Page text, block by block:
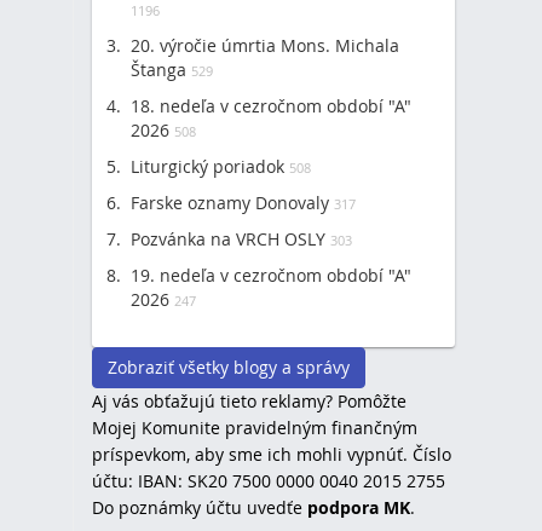
1196
20. výročie úmrtia Mons. Michala
Štanga 529
18. nedeľa v cezročnom období "A"
2026 508
Liturgický poriadok 508
Farske oznamy Donovaly 317
Pozvánka na VRCH OSLY 303
19. nedeľa v cezročnom období "A"
2026 247
Zobraziť všetky blogy a správy
Aj vás obťažujú tieto reklamy? Pomôžte
Mojej Komunite pravidelným finančným
príspevkom, aby sme ich mohli vypnúť. Číslo
účtu: IBAN: SK20 7500 0000 0040 2015 2755
Do poznámky účtu uvedťe podpora MK.